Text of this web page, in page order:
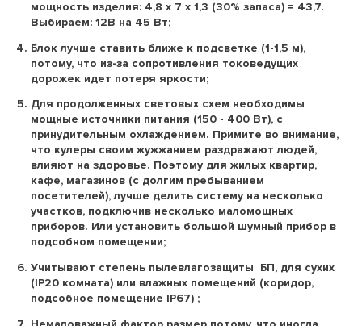
мощность изделия: 4,8 х 7 х 1,3 (30% запаса) = 43,7.
Выбираем: 12В на 45 Вт;
Блок лучше ставить ближе к подсветке (1-1,5 м),
потому, что из-за сопротивления токоведущих
дорожек идет потеря яркости;
Для продолженных световых схем необходимы
мощные источники питания (150 - 400 Вт), с
принудительным охлаждением. Примите во внимание,
что кулеры своим жужжанием раздражают людей,
влияют на здоровье. Поэтому для жилых квартир,
кафе, магазинов (с долгим пребыванием
посетителей), лучше делить систему на несколько
участков, подключив несколько маломощных
приборов. Или установить большой шумный прибор в
подсобном помещении;
Учитывают степень пылевлагозащиты БП, для сухих
(ІР20 комната) или влажных помещений (коридор,
подсобное помещение ІР67) ;